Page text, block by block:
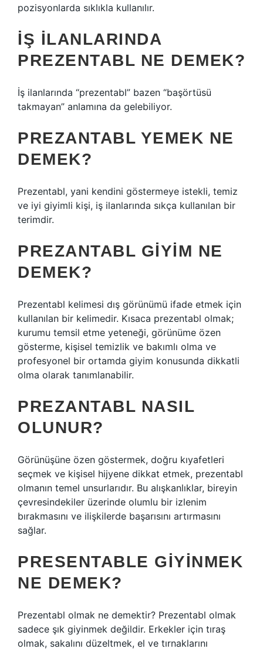
pozisyonlarda sıklıkla kullanılır.
İŞ ILANLARINDA
PREZENTABL NE DEMEK?
İş ilanlarında “prezentabl” bazen “başörtüsü
takmayan” anlamına da gelebiliyor.
PREZANTABL YEMEK NE
DEMEK?
Prezentabl, yani kendini göstermeye istekli, temiz
ve iyi giyimli kişi, iş ilanlarında sıkça kullanılan bir
terimdir.
PREZANTABL GIYIM NE
DEMEK?
Prezentabl kelimesi dış görünümü ifade etmek için
kullanılan bir kelimedir. Kısaca prezentabl olmak;
kurumu temsil etme yeteneği, görünüme özen
gösterme, kişisel temizlik ve bakımlı olma ve
profesyonel bir ortamda giyim konusunda dikkatli
olma olarak tanımlanabilir.
PREZANTABL NASIL
OLUNUR?
Görünüşüne özen göstermek, doğru kıyafetleri
seçmek ve kişisel hijyene dikkat etmek, prezentabl
olmanın temel unsurlarıdır. Bu alışkanlıklar, bireyin
çevresindekiler üzerinde olumlu bir izlenim
bırakmasını ve ilişkilerde başarısını artırmasını
sağlar.
PRESENTABLE GIYINMEK
NE DEMEK?
Prezentabl olmak ne demektir? Prezentabl olmak
sadece şık giyinmek değildir. Erkekler için tıraş
olmak, sakalını düzeltmek, el ve tırnaklarını